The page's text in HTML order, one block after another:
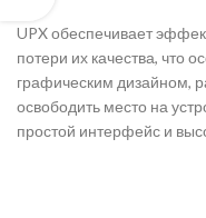
UPX обеспечивает
потери их качества, что
графическим дизайном,
освободить место на
простой интерфейс и